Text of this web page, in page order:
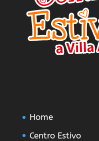
Home
Centro Estivo